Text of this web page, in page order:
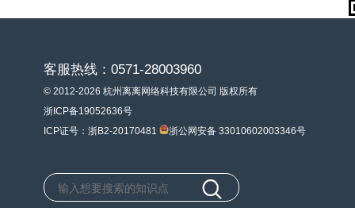
客服热线：0571-28003960
© 2012-2026 杭州离离网络科技有限公司 版权所有
浙ICP备19052636号
ICP证号：浙B2-20170481
浙公网安备 33010602003346号